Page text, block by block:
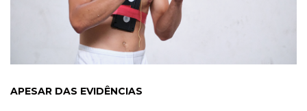
APESAR DAS EVIDÊNCIAS